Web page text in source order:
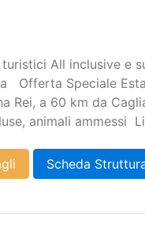
All inclusive e
Offerta Speciale
Rei, a 60 km da
animali ammessi
Scheda